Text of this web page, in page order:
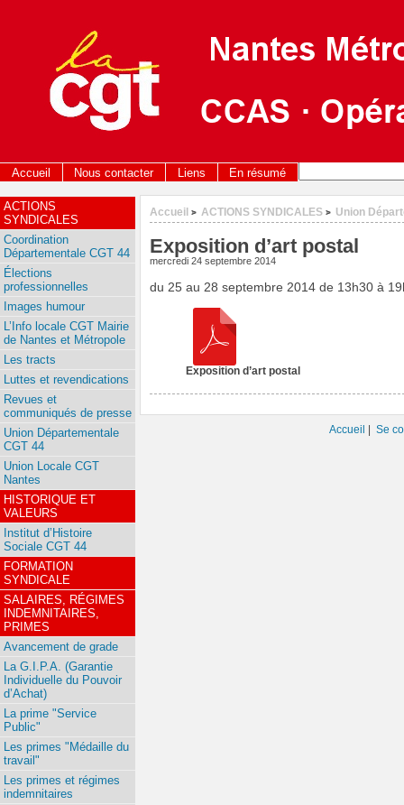
Accueil Nous contacter Liens En résumé
Accueil > ACTIONS SYNDICALES > Union
Exposition d’art postal
mercredi 24 septembre 2014
du 25 au 28 septembre 2014 de 13h30 à
Exposition d’art postal
ACTIONS
SYNDICALES
Coordination
Départementale CGT 44
Élections
professionnelles
Images humour
L’Info locale CGT Mairie
de Nantes et Métropole
Les tracts
Luttes et revendications
Revues et
communiqués de presse
Union Départementale
CGT 44
Union Locale CGT
Nantes
HISTORIQUE ET
VALEURS
Institut d’Histoire
Sociale CGT 44
FORMATION
SYNDICALE
SALAIRES, RÉGIMES
INDEMNITAIRES,
PRIMES
Avancement de grade
La G.I.P.A. (Garantie
Individuelle du Pouvoir
d’Achat)
La prime "Service
Public"
Les primes "Médaille du
travail"
Les primes et régimes
indemnitaires
Accueil |Se